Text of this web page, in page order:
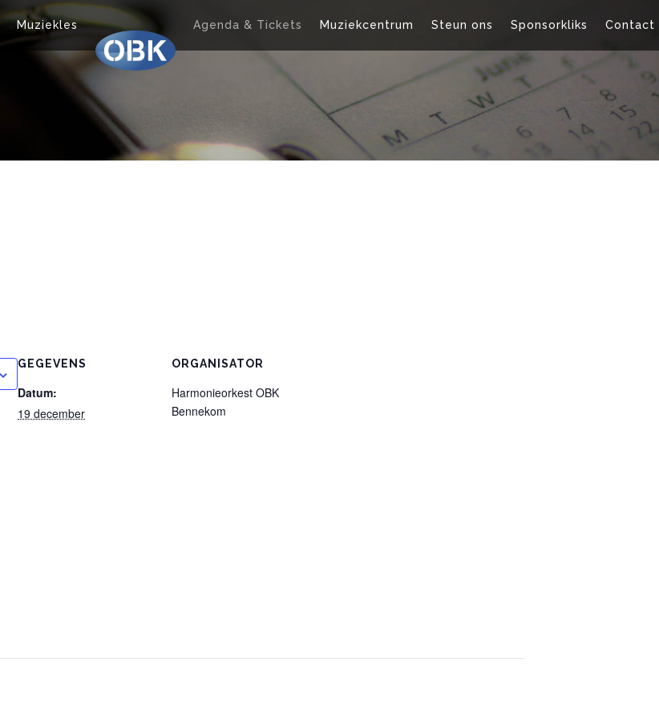
Muziekles Agenda & Tickets Muziekcentrum Steun ons Sponsorkliks Contact
GEGEVENS
Datum:
19 december
ORGANISATOR
Harmonieorkest OBK
Bennekom